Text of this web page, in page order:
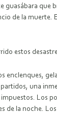
guasábara que
de la muerte.
estos
enclenques,
una
Los
de la noche.